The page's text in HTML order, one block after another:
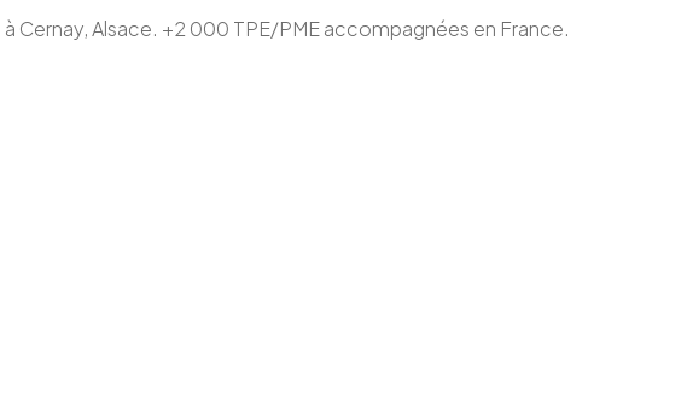
Cernay, Alsace. +2 000 TPE/PME accompagnées en France.